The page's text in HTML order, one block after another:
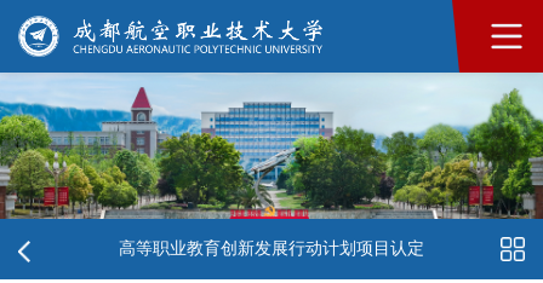
高等职业教育创新发展行动计划项目认定